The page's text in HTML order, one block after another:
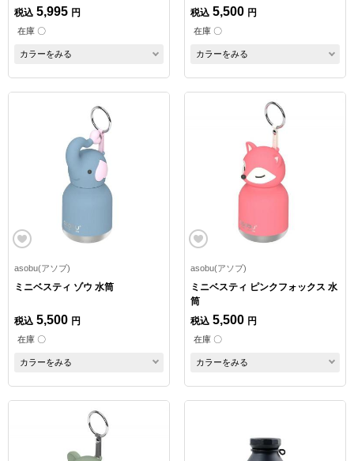
税込 5,995 円
在庫 〇
カラーをみる
税込 5,500 円
在庫 〇
カラーをみる
asobu(アソブ)
ミニベスティ ゾウ 水筒
税込 5,500 円
在庫 〇
カラーをみる
asobu(アソブ)
ミニベスティ ピンクフォックス 水
筒
税込 5,500 円
在庫 〇
カラーをみる